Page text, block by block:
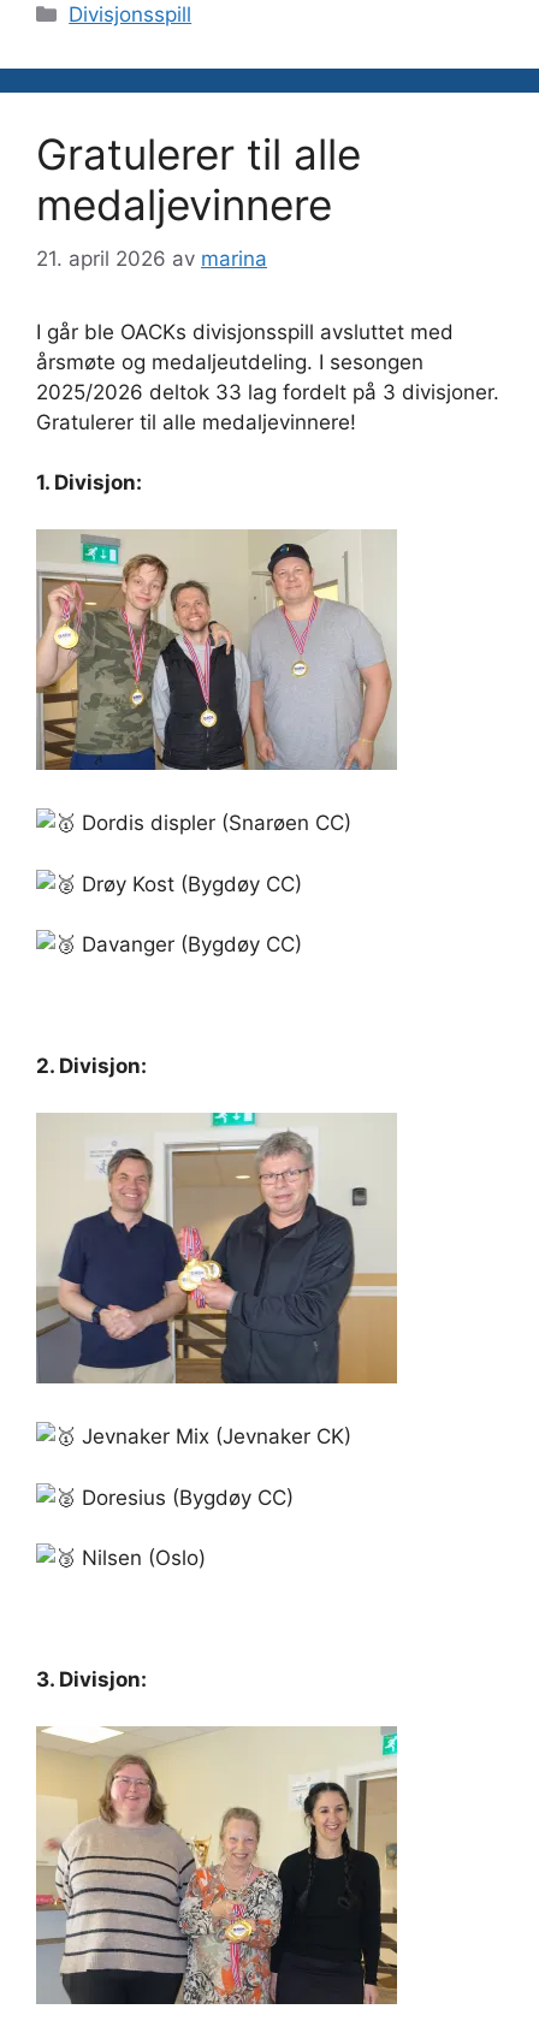
Kategorier
Divisjonsspill
Gratulerer til alle
medaljevinnere
21. april 2026 av marina
I går ble OACKs divisjonsspill avsluttet med
årsmøte og medaljeutdeling. I sesongen
2025/2026 deltok 33 lag fordelt på 3 divisjoner.
Gratulerer til alle medaljevinnere!
1. Divisjon:
Dordis displer (Snarøen CC)
Drøy Kost (Bygdøy CC)
Davanger (Bygdøy CC)
2. Divisjon:
Jevnaker Mix (Jevnaker CK)
Doresius (Bygdøy CC)
Nilsen (Oslo)
3. Divisjon: